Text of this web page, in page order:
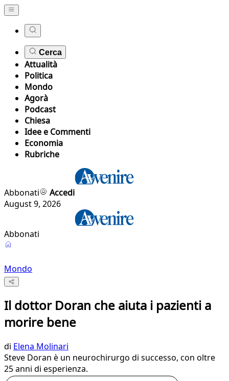
Cerca
Attualità
Politica
Mondo
Agorà
Podcast
Chiesa
Idee e Commenti
Economia
Rubriche
Abbonati
Accedi
August 9, 2026
Abbonati
Mondo
Il dottor Doran che aiuta i pazienti a
morire bene
di Elena Molinari
Steve Doran è un neurochirurgo di successo, con oltre
25 anni di esperienza.